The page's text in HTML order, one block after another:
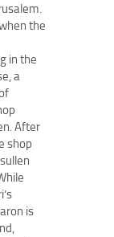
the
in the
a
After
shop
is